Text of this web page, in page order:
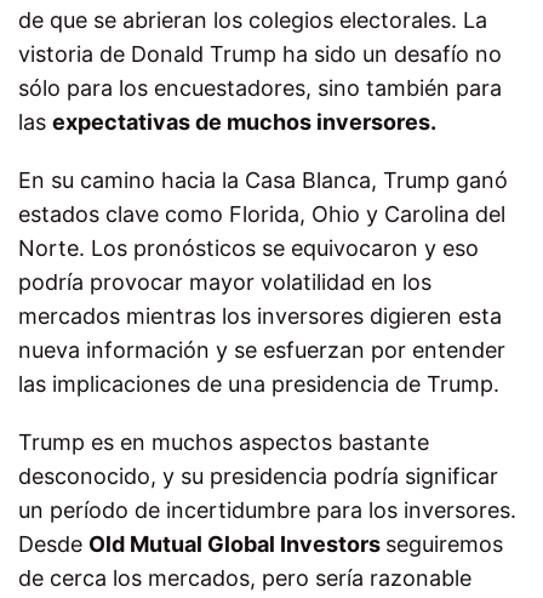
de que se abrieran los colegios electorales. La
vistoria de Donald Trump ha sido un desafío no
sólo para los encuestadores, sino también para
las expectativas de muchos inversores.
En su camino hacia la Casa Blanca, Trump ganó
estados clave como Florida, Ohio y Carolina del
Norte. Los pronósticos se equivocaron y eso
podría provocar mayor volatilidad en los
mercados mientras los inversores digieren esta
nueva información y se esfuerzan por entender
las implicaciones de una presidencia de Trump.
Trump es en muchos aspectos bastante
desconocido, y su presidencia podría significar
un período de incertidumbre para los inversores.
Desde Old Mutual Global Investors seguiremos
de cerca los mercados, pero sería razonable